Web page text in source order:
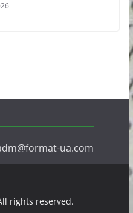
ua.com
rights reserved.